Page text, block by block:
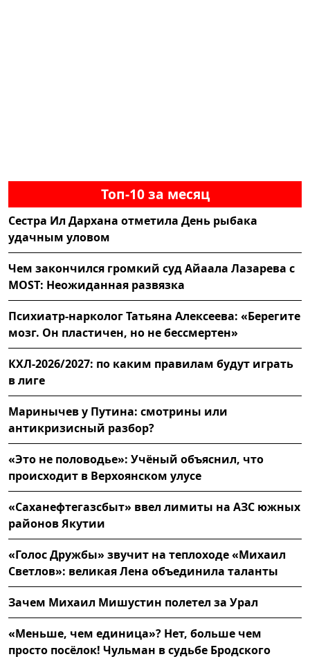
Топ-10 за месяц
Сестра Ил Дархана отметила День рыбака
удачным уловом
Чем закончился громкий суд Айаала Лазарева с
MOST: Неожиданная развязка
Психиатр-нарколог Татьяна Алексеева: «Берегите
мозг. Он пластичен, но не бессмертен»
КХЛ-2026/2027: по каким правилам будут играть
в лиге
Маринычев у Путина: смотрины или
антикризисный разбор?
«Это не половодье»: Учёный объяснил, что
происходит в Верхоянском улусе
«Саханефтегазсбыт» ввел лимиты на АЗС южных
районов Якутии
«Голос Дружбы» звучит на теплоходе «Михаил
Светлов»: великая Лена объединила таланты
Зачем Михаил Мишустин полетел за Урал
«Меньше, чем единица»? Нет, больше чем
просто посёлок! Чульман в судьбе Бродского